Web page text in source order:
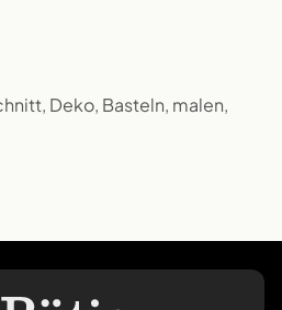
Deko, Basteln, malen,